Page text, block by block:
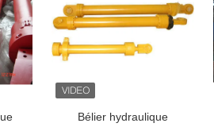
Bélier hydraulique